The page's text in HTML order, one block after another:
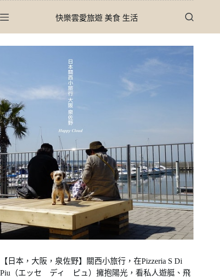
至
快樂雲愛旅遊 美食 生活
【日本，大阪，泉佐野】關西小旅行，在Pizzeria S Di
Piu（エッセ ディ ピュ）擁抱陽光，看私人遊艇、飛